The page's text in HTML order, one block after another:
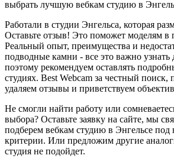
выбрать лучшую вебкам студию в
Работали в студии Энгельса, которая
Оставьте отзыв! Это поможет моделям в
Реальный опыт, преимущества и
подводные камни - все это важно узнать
поэтому рекомендуем оставлять
студиях. Best Webcam за честный
удаляем отзывы и приветствуем
Не смогли найти работу или
выбора? Оставьте заявку на сайте, мы
подберем вебкам студию в Энгельсе под
критерии. Или предложим другие
студия не подойдет.